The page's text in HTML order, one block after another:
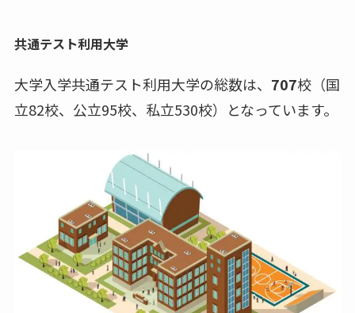
共通テスト利用大学
大学入学共通テスト利用大学の総数は、 707校（国
立82校、公立95校、私立530校）となっています。